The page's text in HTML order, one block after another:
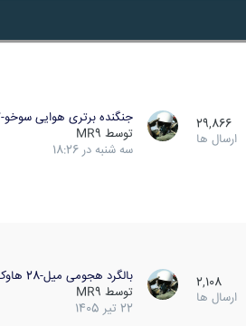
29,866
ارسال ها
جنگنده برتری هوایی سوخو-57…
توسط MR9
سه شنبه در 18:26
2,108
ارسال ها
بالگرد هجومی میل-28 هاوک (…
توسط MR9
22 تیر 1405